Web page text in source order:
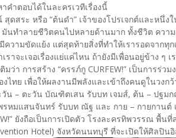
คำตอบได้ในละครเวทีเรื่องนี้
ดสระ หรือ “ต้นดำ” เจ้าของโปรเจกต์และหนึ่ง
นทำลายชีวิตคนไปหลายด้านมาก ทั้งชีวิต ควา
วามขัดแย้ง แต่สุดท้ายสิ่งที่ทำให้เรารอดจากทุก
ราจะเจอเรื่องแย่แค่ไหน ถ้ายังมีเพื่อนอยู่ข้าง ๆ
มว่า การสร้าง “ครรภ์กู CURFEW!” เป็นการ
ไทย เพื่อให้ผลงานมีพลังและเข้าถึงคนดูในวงก
วัน – ตะวัน บัณฑิตเสน รับบท เจมส์, ต้น – ปฐ
รหมแสนจันทร์ รับบท ณัฐ และ กาย – กายกานต์
ยังถือเป็นการเปิดตัว โรงละครทิพวรรณ พื้
Hotel) จังหวัดนนทบุรี ที่จะเปิดให้ศิล